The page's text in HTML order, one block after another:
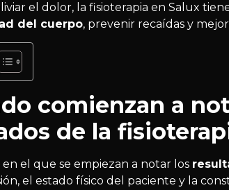
el dolor, la fisioterapia en Salux
del cuerpo, prevenir recaídas y
comienzan a
de la
el que se empiezan a notar los
el estado físico del paciente y la